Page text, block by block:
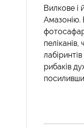
Вилкове і
Амазонію.
рибаків